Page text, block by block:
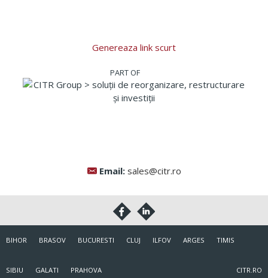
Genereaza link scurt
Email: sales@citr.ro
BIHOR BRASOV BUCURESTI CLUJ ILFOV ARGES TIMIS
SIBIU GALATI PRAHOVA CITR.RO